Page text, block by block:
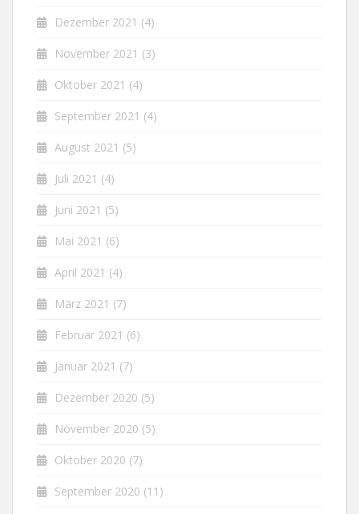
Dezember 2021 (4)
November 2021 (3)
Oktober 2021 (4)
September 2021 (4)
August 2021 (5)
Juli 2021 (4)
Juni 2021 (5)
Mai 2021 (6)
April 2021 (4)
März 2021 (7)
Februar 2021 (6)
Januar 2021 (7)
Dezember 2020 (5)
November 2020 (5)
Oktober 2020 (7)
September 2020 (11)